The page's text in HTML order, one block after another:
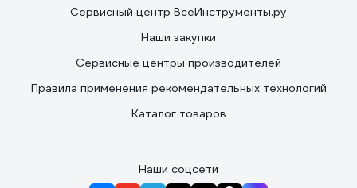
Сервисный центр ВсеИнструменты.ру
Наши закупки
Сервисные центры производителей
Правила применения рекомендательных технологий
Каталог товаров
Наши соцсети